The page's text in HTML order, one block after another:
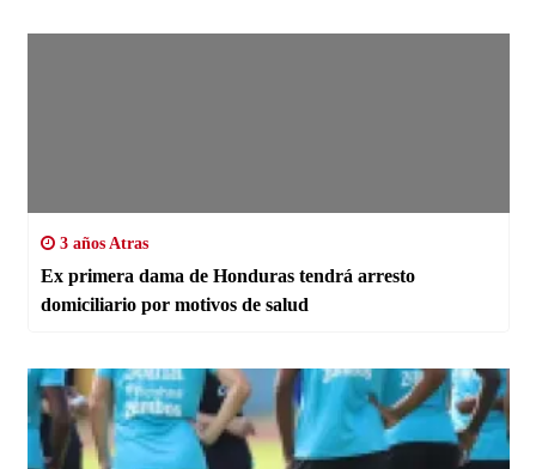
3 años Atras
Ex primera dama de Honduras tendrá arresto
domiciliario por motivos de salud